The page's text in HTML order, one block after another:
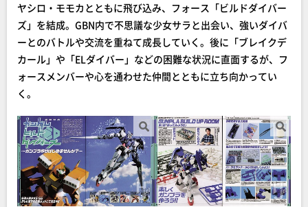
ヤシロ・モモカとともに飛び込み、フォース「ビルドダイバー
ズ」を結成。GBN内で不思議な少女サラと出会い、強いダイバ
ーとのバトルや交流を重ねて成長していく。後に「ブレイクデ
カール」や「ELダイバー」などの困難な状況に直面するが、フ
ォースメンバーや心を通わせた仲間とともに立ち向かってい
く。